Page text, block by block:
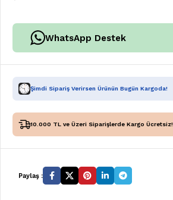
WhatsApp Destek
Şimdi Sipariş Verirsen Ürünün Bugün Kargoda!
10.000 TL ve Üzeri Siparişlerde Kargo Ücretsiz!
Paylaş :